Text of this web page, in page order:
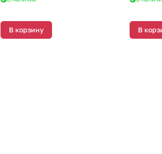
В корзину В